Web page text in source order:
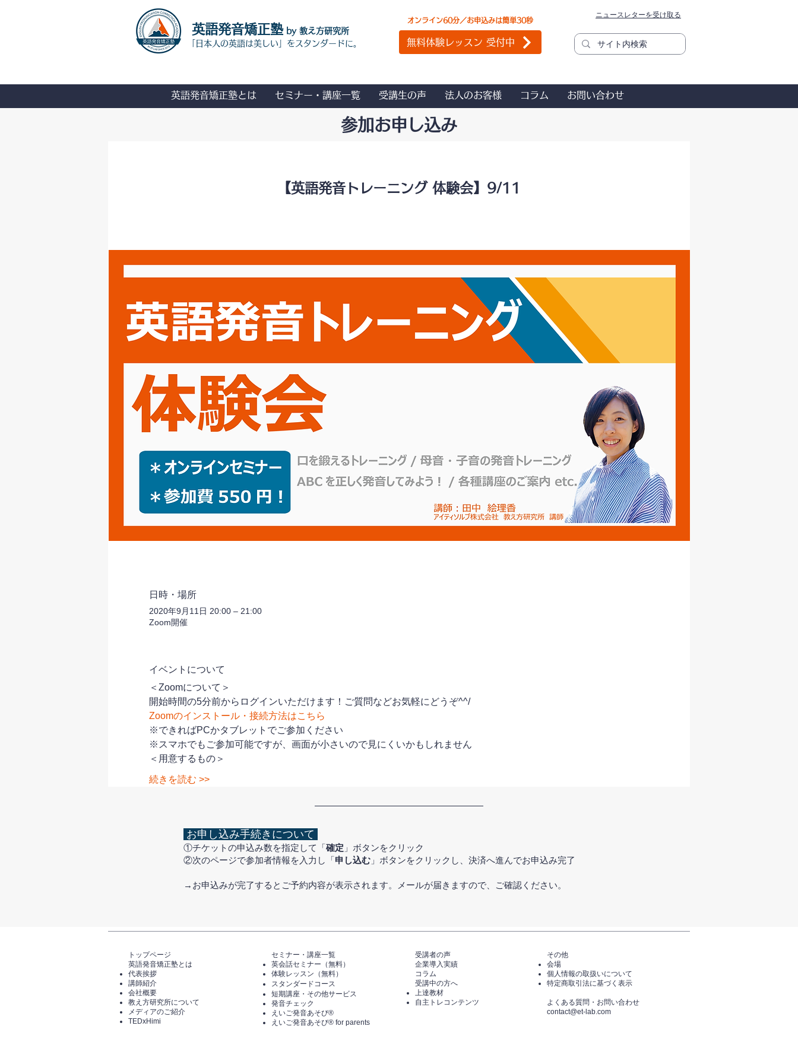
​英語発音矯正塾by 教え方研究所
「日本人の英語は美しい」をスタンダードに。
オンライン60分／お申込みは簡単30秒
無料体験レッスン 受付中
ニュースレターを受け取る
英語発音矯正塾とは セミナー・講座一覧 受講生の声 法人のお客様 コラム お問い合わせ
参加お申し込み
【英語発音トレーニング 体験会】9/11
日時・場所
2020年9月11日 20:00 – 21:00
Zoom開催
イベントについて
＜Zoomについて＞
開始時間の5分前からログインいただけます！ご質問などお気軽にどうぞ^^/
Zoomのインストール・接続方法はこちら
※できればPCかタブレットでご参加ください
※スマホでもご参加可能ですが、画面が小さいので見にくいかもしれません
＜用意するもの＞
続きを読む >>
お申し込み手続きについて
①チケットの申込み数を指定して「確定 」ボタンをクリック
②次のページで参加者情報を入力し「申し込む 」ボタンをクリックし、決済へ進んでお申込み完了
​→お申込みが完了するとご予約内容が表示されます。メールが届きますので、ご確認ください。
トップページ​
英語発音矯正塾とは
代表挨拶
講師紹介
​会社概要
​教え方研究所について
メディアのご紹介
TEDxHimi
セミナー・講座一覧​​​​
英会話セミナー（無料）
体験レッスン（無料）​
スタンダードコース
短期講座・その他サービス
発音チェック​
えいご発音あそび®️
えいご発音あそび®️ for parents
​受講者の声
企業導入実績
コラム
受講中の方へ
上達教材
自主トレコンテンツ
その他
会場
個人情報の取扱いについて
特定商取引法に基づく表示
​よくある質問・​お問い合わせ
​contact@et-lab.com